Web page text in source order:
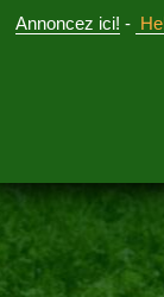
Annoncez ici! -